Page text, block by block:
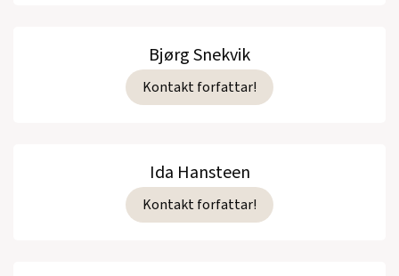
Bjørg Snekvik
Kontakt forfattar!
Ida Hansteen
Kontakt forfattar!